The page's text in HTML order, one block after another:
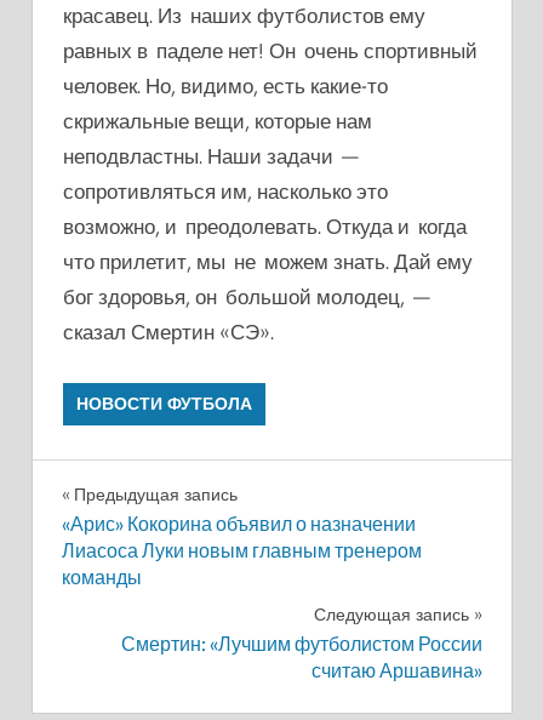
красавец. Из наших футболистов ему
равных в паделе нет! Он очень спортивный
человек. Но, видимо, есть какие-то
скрижальные вещи, которые нам
неподвластны. Наши задачи —
сопротивляться им, насколько это
возможно, и преодолевать. Откуда и когда
что прилетит, мы не можем знать. Дай ему
бог здоровья, он большой молодец, —
сказал Смертин «СЭ».
НОВОСТИ ФУТБОЛА
Навигация
по
записям
Предыдущая запись
«Арис» Кокорина объявил о назначении
Лиасоса Луки новым главным тренером
команды
Следующая запись
Смертин: «Лучшим футболистом России
считаю Аршавина»